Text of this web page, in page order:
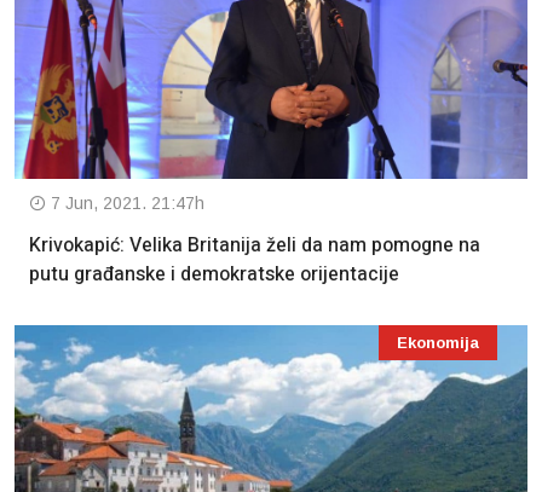
7 Jun, 2021. 21:47h
Krivokapić: Velika Britanija želi da nam pomogne na
putu građanske i demokratske orijentacije
Ekonomija